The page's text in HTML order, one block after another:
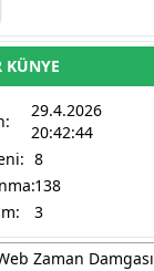
KÜNYE
29.4.2026
20:42:44
8
138
3
Zaman Damgası